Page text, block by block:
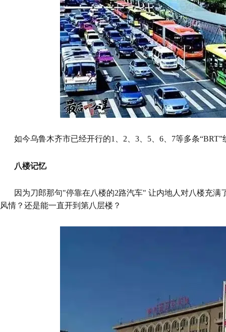
如今乌鲁木齐市已经开行的1、2、3、5、6、7等多条“BRT”
八楼记忆
因为刀郎那句"停靠在八楼的2路汽车" 让内地人对八楼充满
风情？还是能一直开到第八层楼？